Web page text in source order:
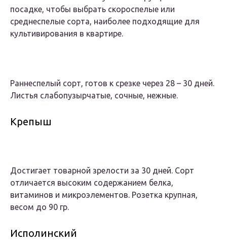
посадке, чтобы выбрать скороспелые или
среднеспелые сорта, наиболее подходящие для
культивирования в квартире.
Раннеспелый сорт, готов к срезке через 28 – 30 дней.
Листья слабопузырчатые, сочные, нежные.
Крепыш
Достигает товарной зрелости за 30 дней. Сорт
отличается высоким содержанием белка,
витаминов и микроэлементов. Розетка крупная,
весом до 90 гр.
Исполинский